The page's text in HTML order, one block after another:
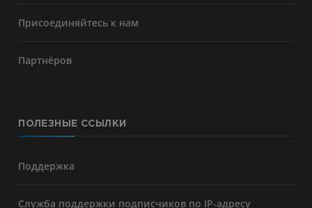
Присоединяйтесь к нам
Партнёров
ПОЛЕЗНЫЕ ССЫЛКИ
Поддержка
Служба поддержки подписчиков по IP-адресу